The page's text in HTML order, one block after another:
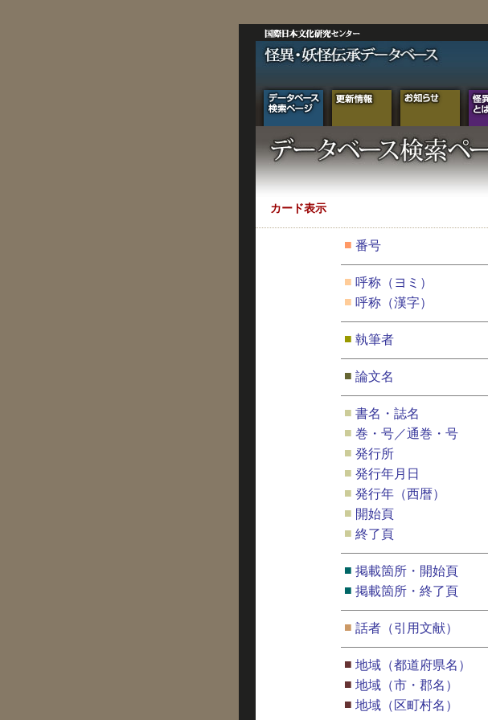
カード表示
■ 番号
■ 呼称（ヨミ）
■ 呼称（漢字）
■ 執筆者
■ 論文名
■ 書名・誌名
■ 巻・号／通巻・号
■ 発行所
■ 発行年月日
■ 発行年（西暦）
■ 開始頁
■ 終了頁
■ 掲載箇所・開始頁
■ 掲載箇所・終了頁
■ 話者（引用文献）
■ 地域（都道府県名）
■ 地域（市・郡名）
■ 地域（区町村名）